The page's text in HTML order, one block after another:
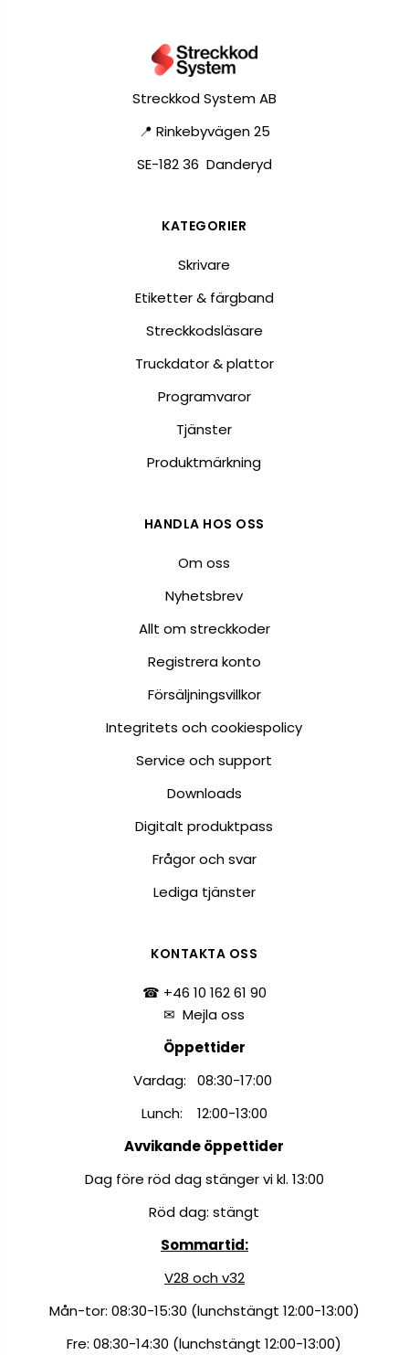
Streckkod System AB
📍 Rinkebyvägen 25
SE-182 36 Danderyd
KATEGORIER
Skrivare
Etiketter & färgband
Streckkodsläsare
Truckdator & plattor
Programvaror
Tjänster
Produktmärkning
HANDLA HOS OSS
Om oss
Nyhetsbrev
Allt om streckkoder
Registrera konto
Försäljningsvillkor
Integritets och cookiespolicy
Service och support
Downloads
Digitalt produktpass
Frågor och svar
Lediga tjänster
KONTAKTA OSS
☎ +46 10 162 61 90
✉Mejla oss
Öppettider
Vardag: 08:30-17:00
Lunch: 12:00-13:00
Avvikande öppettider
Dag före röd dag stänger vi kl. 13:00
Röd dag: stängt
Sommartid:
V28 och v32
Mån-tor: 08:30-15:30 (lunchstängt 12:00-13:00)
Fre: 08:30-14:30 (lunchstängt 12:00-13:00)